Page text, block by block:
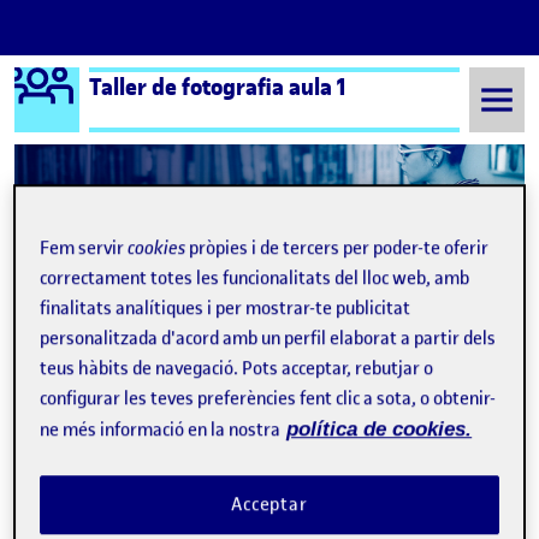
Saltar al contingut
Logo Ágora
Taller de fotografia aula 1
Semestre 20211 - Aula 1 Maria Alvarado Campos
Maria Alvarado Campos
Publicat perProjecte fotogràfic
Publicat per
Maria Alvarado Campos
Visibilitat:
Públic-Data de publicació
12 Gen. 2022- comentariel Projecte fotogràfic
CONTRIBUTION
EL PROJECTE FOTOGRÀFIC
Fem servircookies pròpies i de tercers per poder-te oferir
correctament totes les funcionalitats del lloc web, amb
finalitats analítiques i per mostrar-te publicitat
personalitzada d'acord amb un perfil elaborat a partir dels
teus hàbits de navegació. Pots acceptar, rebutjar o
configurar les teves preferències fent clic a sota, o obtenir-
ne més informació en la nostra política de cookies.
Acceptar